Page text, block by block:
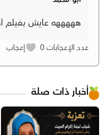
هههههه عايش بفيلم
عدد الإعجابات إعجاب
أخبار ذات صلة